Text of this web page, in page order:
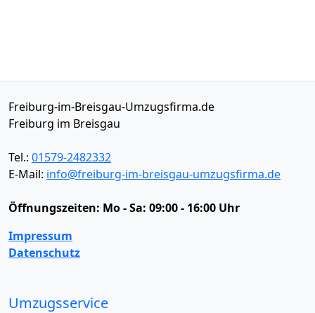
Freiburg-im-Breisgau-Umzugsfirma.de
Freiburg im Breisgau
Tel.: 01579-2482332
E-Mail: info@freiburg-im-breisgau-umzugsfirma.de
Öffnungszeiten: Mo - Sa: 09:00 - 16:00 Uhr
Impressum
Datenschutz
Umzugsservice